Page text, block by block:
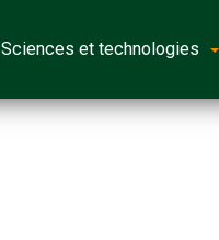
Sciences et technologies